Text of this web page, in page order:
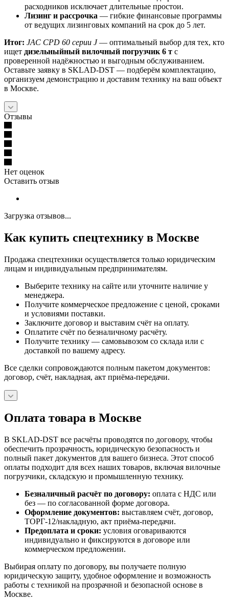
расходников исключает длительные простои.
Лизинг и рассрочка — гибкие финансовые программы
от ведущих лизинговых компаний на срок до 5 лет.
Итог: JAC CPD 60 серии J— оптимальный выбор для тех, кто
ищет дизельныйный вилочный погрузчик 6 т с
проверенной надёжностью и выгодным обслуживанием.
Оставьте заявку в SKLAD‑DST — подберём комплектацию,
организуем демонстрацию и доставим технику на ваш объект
в Москве.
Отзывы
Нет оценок
Оставить отзыв
Загрузка отзывов...
Как купить спецтехнику в Москве
Продажа спецтехники осуществляется только юридическим
лицам и индивидуальным предпринимателям.
Выберите технику на сайте или уточните наличие у
менеджера.
Получите коммерческое предложение с ценой, сроками
и условиями поставки.
Заключите договор и выставим счёт на оплату.
Оплатите счёт по безналичному расчёту.
Получите технику — самовывозом со склада или с
доставкой по вашему адресу.
Все сделки сопровождаются полным пакетом документов:
договор, счёт, накладная, акт приёма-передачи.
Оплата товара в Москве
В SKLAD-DST все расчёты проводятся по договору, чтобы
обеспечить прозрачность, юридическую безопасность и
полный пакет документов для вашего бизнеса. Этот способ
оплаты подходит для всех наших товаров, включая вилочные
погрузчики, складскую и промышленную технику.
Безналичный расчёт по договору: оплата с НДС или
без — по согласованной форме договора.
Оформление документов: выставляем счёт, договор,
ТОРГ-12/накладную, акт приёма-передачи.
Предоплата и сроки: условия оговариваются
индивидуально и фиксируются в договоре или
коммерческом предложении.
Выбирая оплату по договору, вы получаете полную
юридическую защиту, удобное оформление и возможность
работы с техникой на прозрачной и безопасной основе в
Москве.